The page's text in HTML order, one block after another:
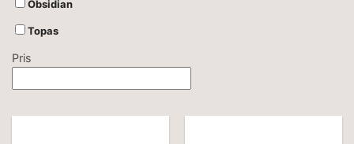
Obsidian
Topas
Pris